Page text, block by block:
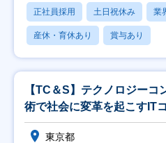
正社員採用 土日祝休み 業
産休・育休あり 賞与あり
【TC＆S】テクノロジー
術で社会に変革を起こすIT
東京都